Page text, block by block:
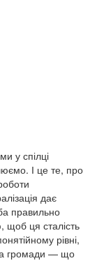
у спілці
І це те, про
дає
правильно
щоб ця сталість
рівні,
громади — що